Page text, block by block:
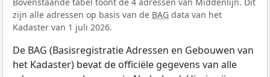
Bovenstaande tabel toont de 4 adressen van Middenlijn. Dit
zijn alle adressen op basis van de BAG data van het
Kadaster van 1 juli 2026.
De BAG (Basisregistratie Adressen en Gebouwen van
het Kadaster) bevat de officiële gegevens van alle